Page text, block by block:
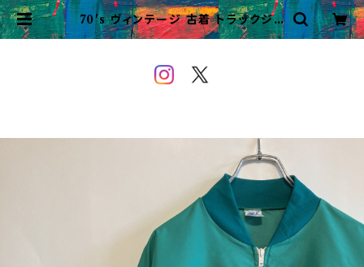
70's ヴィンテージ 古着 トラックジャ
ケット レトロ ビンテージ ユーロ | V